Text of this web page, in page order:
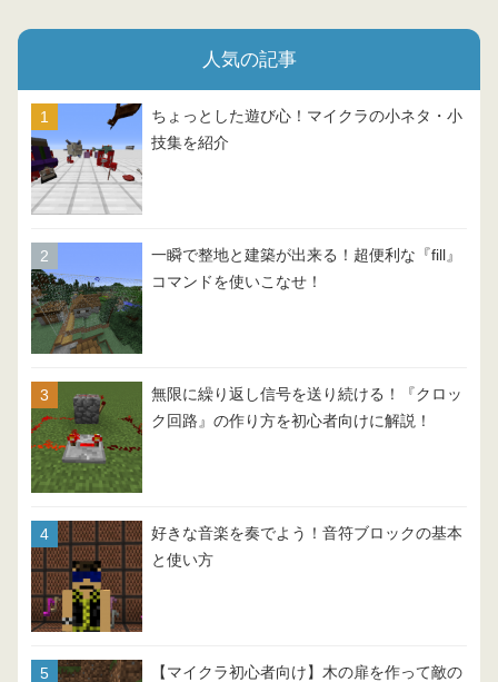
人気の記事
ちょっとした遊び心！マイクラの小ネタ・小
技集を紹介
一瞬で整地と建築が出来る！超便利な『fill』
コマンドを使いこなせ！
無限に繰り返し信号を送り続ける！『クロッ
ク回路』の作り方を初心者向けに解説！
好きな音楽を奏でよう！音符ブロックの基本
と使い方
【マイクラ初心者向け】木の扉を作って敵の